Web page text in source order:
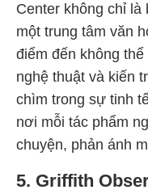
Center không chỉ là
một trung tâm văn
điểm đến không
nghệ thuật và kiến
chìm trong sự tinh
nơi mỗi tác phẩm
chuyện, phản ánh
5. Griffith